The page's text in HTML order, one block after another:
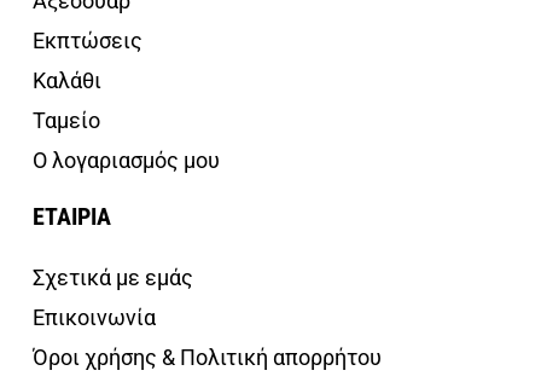
Εκπτώσεις
Καλάθι
Ταμείο
Ο λογαριασμός μου
ΕΤΑΙΡΙΑ
Σχετικά με εμάς
Επικοινωνία
Όροι χρήσης & Πολιτική απορρήτου